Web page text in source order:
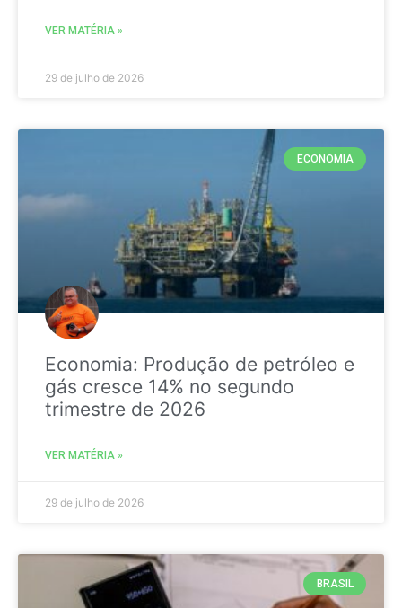
VER MATÉRIA »
29 de julho de 2026
ECONOMIA
Economia: Produção de petróleo e
gás cresce 14% no segundo
trimestre de 2026
VER MATÉRIA »
29 de julho de 2026
BRASIL